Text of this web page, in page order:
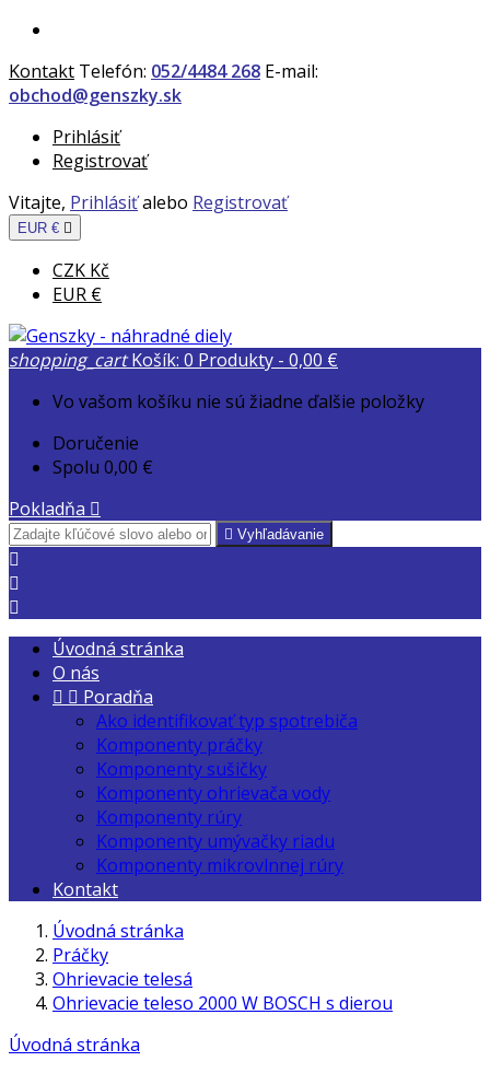
Kontakt Telefón: 052/4484 268 E-mail:
obchod@genszky.sk
Prihlásiť
Registrovať
Vitajte, Prihlásiťalebo Registrovať
EUR € 
CZK Kč
EUR €
shopping_cart Košík: 0 Produkty - 0,00 €
Vo vašom košíku nie sú žiadne ďalšie položky
Doručenie
Spolu 0,00 €
Pokladňa 
 Vyhľadávanie



Úvodná stránka
O nás
  Poradňa
Ako identifikovať typ spotrebiča
Komponenty práčky
Komponenty sušičky
Komponenty ohrievača vody
Komponenty rúry
Komponenty umývačky riadu
Komponenty mikrovlnnej rúry
Kontakt
Úvodná stránka
Práčky
Ohrievacie telesá
Ohrievacie teleso 2000 W BOSCH s dierou
Úvodná stránka